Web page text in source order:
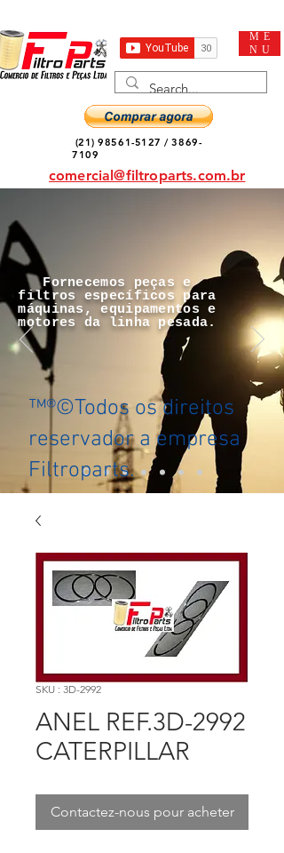
ME
NU
(21) 98561-5127 /3869-
7109
comercial@filtroparts.com.br
Fornecemos peças e
filtros específicos para
máquinas, equipamentos e
motores da linha pesada.
™®©Todos os direitos
reservador a empresa
Filtroparts.
SKU : 3D-2992
ANEL REF.3D-2992
CATERPILLAR
Contactez-nous pour acheter